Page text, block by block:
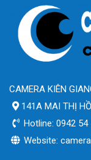
CAMERA KIÊN
141A MAI THỊ
Hotline: 0942 54
Website: